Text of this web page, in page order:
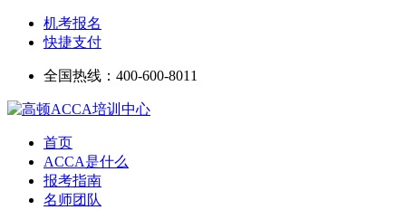
机考报名
快捷支付
全国热线： 400-600-8011
首页
ACCA是什么
报考指南
名师团队